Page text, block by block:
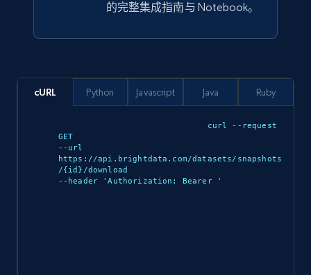
的完整集成指南与 Notebook。
cURL
curl --request
GET
--url
https://api.brightdata.com/datasets/snapshots
/{id}/download
--header 'Authorization: Bearer
'
Python Javascript Java Ruby